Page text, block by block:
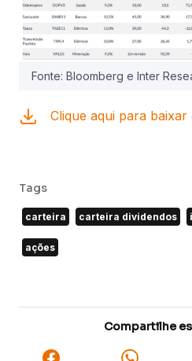
Fonte: Bloomberg e Inter
Clique aqui para
Tags
carteira carteira dividendos
ações
Compartilhe